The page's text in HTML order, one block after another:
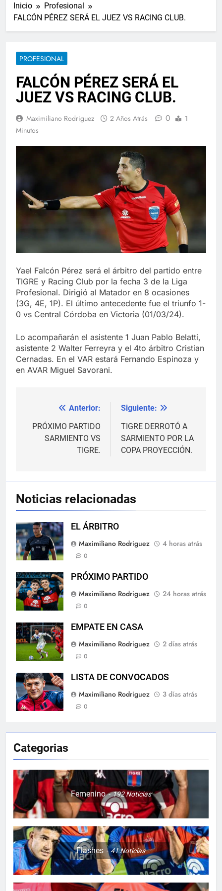
Inicio
Profesional
FALCÓN PÉREZ SERÁ EL JUEZ VS RACING CLUB.
PROFESIONAL
FALCÓN PÉREZ SERÁ EL
JUEZ VS RACING CLUB.
Maximiliano Rodriguez 2 Años Atrás 0
1
Minutos
Yael Falcón Pérez será el árbitro del partido entre
TIGRE y Racing Club por la fecha 3 de la Liga
Profesional. Dirigió al Matador en 8 ocasiones
(3G, 4E, 1P). El último antecedente fue el triunfo 1-
0 vs Central Córdoba en Victoria (01/03/24).
Lo acompañarán el asistente 1 Juan Pablo Belatti,
asistente 2 Walter Ferreyra y el 4to árbitro Cristian
Cernadas. En el VAR estará Fernando Espinoza y
en AVAR Miguel Savorani.
Navegación
de
Anterior:
PRÓXIMO PARTIDO
SARMIENTO VS
TIGRE.
Siguiente:
TIGRE DERROTÓ A
SARMIENTO POR LA
COPA PROYECCIÓN.
Noticias relacionadas
EL ÁRBITRO
Maximiliano Rodriguez
4 horas atrás
0
PRÓXIMO PARTIDO
Maximiliano Rodriguez
24 horas atrás
0
EMPATE EN CASA
Maximiliano Rodriguez
2 días atrás
0
LISTA DE CONVOCADOS
Maximiliano Rodriguez
3 días atrás
0
Categorias
Femenino 192Noticias
Flashes 41Noticias